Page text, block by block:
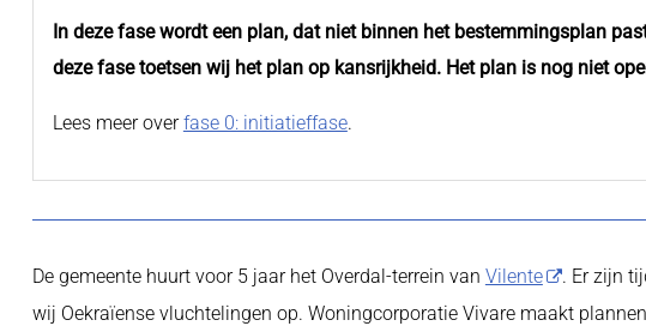
In deze fase wordt een plan, dat niet binnen het bestemmingsplan
deze fase toetsen wij het plan op kansrijkheid. Het plan is nog niet
Lees meer overfase 0: initiatieffase.
De gemeente huurt voor 5 jaar het Overdal-terrein van Vilente
. Er zijn
wij Oekraïense vluchtelingen op. Woningcorporatie Vivare maakt